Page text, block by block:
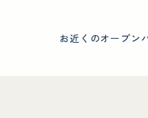
お近くのオープン